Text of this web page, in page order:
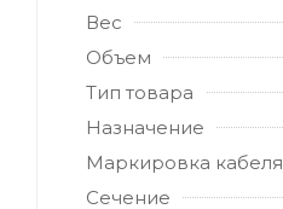
Вес
Объем
Тип товара
Назначение
Маркировка кабеля
Сечение